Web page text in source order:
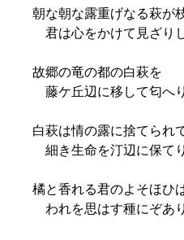
朝な朝な露重げなる萩が
君は心をかけて見ざり
故郷の竜の都の白萩を
藤ケ丘辺に移して匂へり
白萩は情の露に捨てられ
細き生命を汀辺に保てり
橘と香れる君のよそほひ
われを思はす種にぞあ